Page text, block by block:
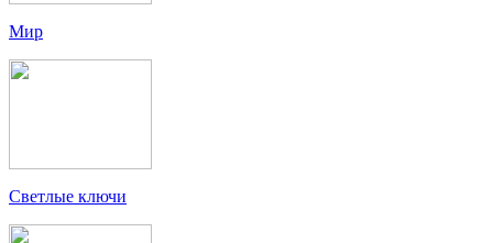
Мир
Светлые ключи